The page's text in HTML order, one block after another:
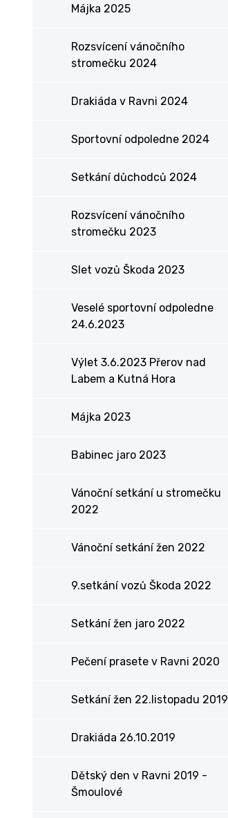
Májka 2025
Rozsvícení vánočního
stromečku 2024
Drakiáda v Ravni 2024
Sportovní odpoledne 2024
Setkání důchodců 2024
Rozsvícení vánočního
stromečku 2023
Slet vozů Škoda 2023
Veselé sportovní odpoledne
24.6.2023
Výlet 3.6.2023 Přerov nad
Labem a Kutná Hora
Májka 2023
Babinec jaro 2023
Vánoční setkání u stromečku
2022
Vánoční setkání žen 2022
9.setkání vozů Škoda 2022
Setkání žen jaro 2022
Pečení prasete v Ravni 2020
Setkání žen 22.listopadu 2019
Drakiáda 26.10.2019
Dětský den v Ravni 2019 -
Šmoulové